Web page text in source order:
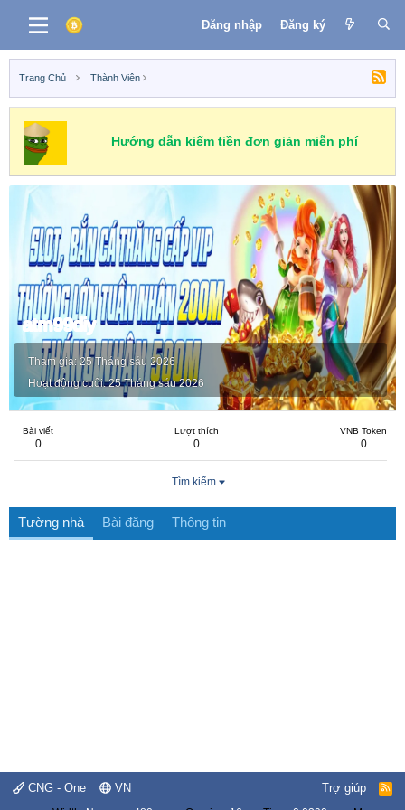
Đăng nhập Đăng ký
Trang Chủ Thành Viên
Hướng dẫn kiếm tiền đơn giản miễn phí
atm99diy
Tham gia 25 Tháng sáu 2026
Hoạt động cuối 25 Tháng sáu 2026
Bài viết
0
Lượt thích
0
VNB Token
0
Tìm kiếm
Tường nhà Bài đăng Thông tin
CNG - One VN Trợ giúp
R